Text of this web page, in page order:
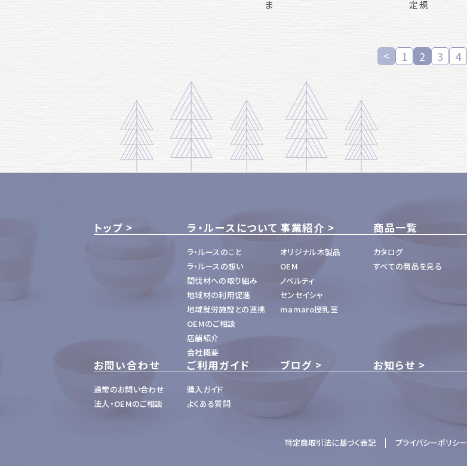
ま
定規
1 2 3 4
トップ ラ・ルースについて
ラ・ルースのこと
ラ・ルースの想い
間伐材への取り組み
地域材の利用促進
地域就労施設との連携
OEMのご相談
店舗紹介
会社概要
事業紹介
オリジナル木製品
OEM
ノベルティ
センセイシャ
mamaro授乳室
商品一覧
カタログ
すべての商品を見る
お問い合わせ
通常のお問い合わせ
法人・OEMのご相談
ご利用ガイド
購入ガイド
よくある質問
ブログ お知らせ
特定商取引法に基づく表記 プライバシーポリシー